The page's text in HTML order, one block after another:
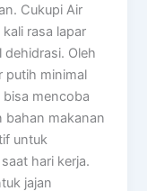
Cukupi Air
rasa lapar
Oleh
putih minimal
bisa mencoba
bahan makanan
untuk
hari kerja.
jajan